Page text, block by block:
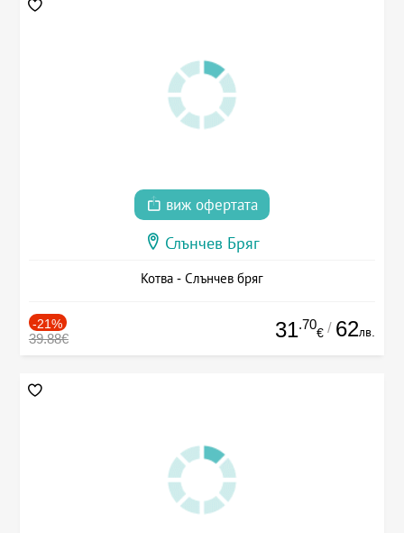
виж офертата
Слънчев Бряг
Котва - Слънчев бряг
-21%
39.88€ 31.70
€ / 62лв.